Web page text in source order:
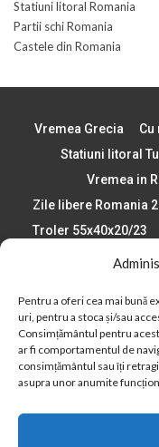
Pentru a oferi cea mai bună
uri, pentru a stoca și/sau
Consimțământul pentru
ar fi comportamentul de
consimțământul sau îți
asupra unor anumite
Statiuni litoral Romania
Partii schi Romania
Castele din Romania
Vremea Grecia Cu
Statiuni litoral
Vremea in
Zile libere Romania
Troler 55x40x20/23
Paste 2026
Plaje din
Asigurare de
Calendar
Despre
Cookie Policy